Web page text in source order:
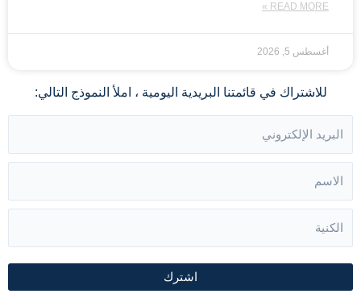
READ MORE »
أغسطس 5, 2026
للاشتراك في قائمتنا البريدية اليومية ، املأ النموذج التالي:
اشترك